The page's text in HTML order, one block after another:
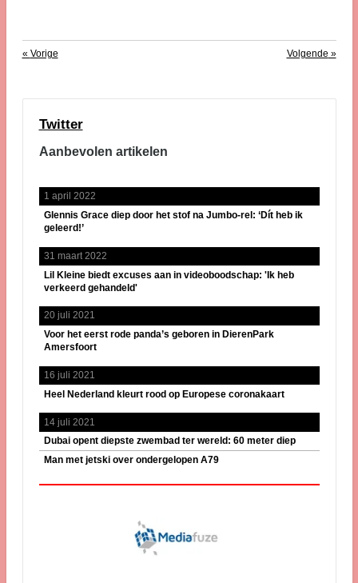
« Vorige Volgende »
Twitter
Aanbevolen artikelen
1 april 2022
Glennis Grace diep door het stof na Jumbo-rel: ‘Dít heb ik
geleerd!’
31 maart 2022
Lil Kleine biedt excuses aan in videoboodschap: 'Ik heb
verkeerd gehandeld'
20 juli 2021
Voor het eerst rode panda’s geboren in DierenPark
Amersfoort
16 juli 2021
Heel Nederland kleurt rood op Europese coronakaart
14 juli 2021
Dubai opent diepste zwembad ter wereld: 60 meter diep
Man met jetski over ondergelopen A79